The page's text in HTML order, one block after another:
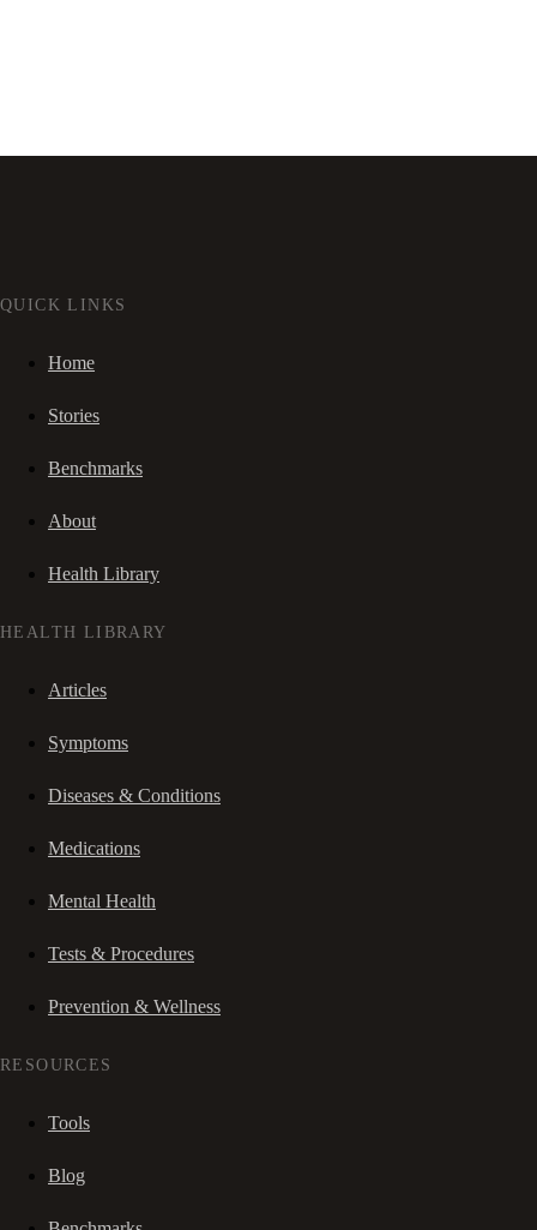
QUICK LINKS
Home
Stories
Benchmarks
About
Health Library
HEALTH LIBRARY
Articles
Symptoms
Diseases & Conditions
Medications
Mental Health
Tests & Procedures
Prevention & Wellness
RESOURCES
Tools
Blog